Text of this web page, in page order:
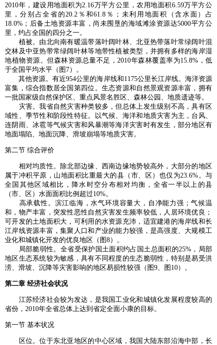
2010年，建设用地面积为2.16万平方公里，农用地面积6.59万平方公
里，分别占全省的20.2％和61.8％；未利用地面积（含水面）占
18.0%；后备土地资源丰富，尚未围垦的海域滩涂资源达5000平方公
里，约占全国的四分之一。
植被。由北向南有暖温带落叶阔叶林、北亚热带落叶常绿阔叶混
交林及中亚热带常绿阔叶林等地带性植被类型，并拥有多样的海岸湿
地植物资源。但森林资源总量不足，2010年森林覆盖率为15.8%，低
于全国平均水平（图7）。
其他资源。有近954公里的海岸线和1175公里长江岸线。海洋资源
富集，综合指数居全国第四位。生态资源和自然景观资源丰富，拥有
一批国家级自然保护区、重点风景名胜区、森林公园、地质遗迹等。
灾害。我省自然灾害种类较多，但总体上发生级别不高，具有区
域性、季节性和阶段性特征。以气候、海洋和地质灾害为主，台风、
连阴雨、冰雹等气候灾害和风暴潮等海洋灾害时有发生，部分地区有
地面塌陷、地面沉降、滑坡崩塌等地质灾害。
第二节 综合评价
相对均质性。除北部边缘、西南边缘地势较高外，大部分的地区
属于冲积平原，山地面积比重最大的县（市、区）也仅为23.6%。与
全国其他区域相比，降水时空分布相对均衡，全省一半以上的县
（市、区）水面面积比例超过10%。
高承载性。滨江临海，水气环境容量大，自净能力强；气候温
和，物产丰富，突发性恶性自然灾害发生频率较低，人居环境优良；
可开发的土地面积大，可利用的水资源充沛，适宜建港的海岸线和长
江岸线资源丰富，集聚人口和产业的能力较强，是高强度、大规模工
业化和城镇化开发的优良地区（图8）。
局部脆弱性。全省受保护国土面积约占国土总面积的25%，局部
地区生态系统较为敏感，具有不同程度的生态脆弱性，特别是易受洪
涝、滑坡、沉降等灾害影响的地区易损性较强（图9、图10）。
第二章 经济社会状况
江苏经济社会较为发达，是我国工业化和城镇化发展程度较高的
省份，2010年全省总体上达到省定全面小康的目标。
第一节 基本状况
区位。位于东北亚地区的中心区域，我国大陆东部沿海中部，长